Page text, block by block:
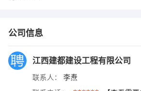
公司信息
江西建都建设工程有限公司
联系人： 李焘